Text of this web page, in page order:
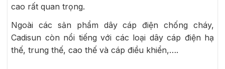
cao rất quan trọng.
Ngoài các sản phẩm dây cáp điện chống cháy,
Cadisun còn nổi tiếng với các loại dây cáp điện hạ
thế, trung thế, cao thế và cáp điều khiển,….